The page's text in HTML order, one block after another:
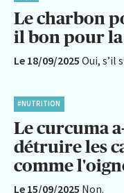
Le charbon
il bon pour la
Le 18/09/2025 Oui, s’il
#NUTRITION
Le curcuma
détruire les
comme
Le 15/09/2025 Non.